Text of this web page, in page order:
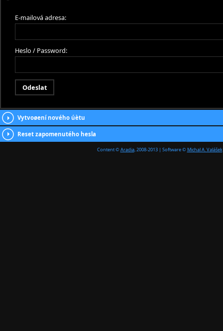
E-mailová adresa:
Heslo / Password:
Vytvoøení nového úètu
Reset zapomenutého hesla
Content ©Aradia, 2008-2013 | Software ©Michal A. Valášek